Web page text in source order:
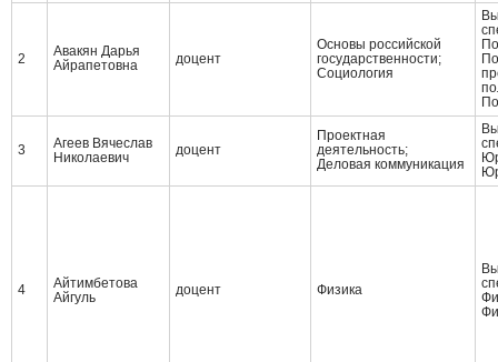
2
Авакян Дарья
Айрапетовна
доцент
Основы российской
государственности;
Социология
3
Агеев Вячеслав
Николаевич
доцент
Проектная
деятельность;
Деловая коммуникация
4
Айтимбетова
Айгуль
доцент Физика